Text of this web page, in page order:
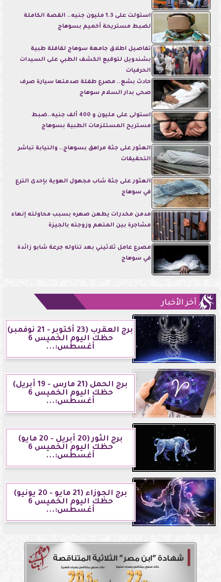
استولت على 1.3 مليون جنيه.. القصة الكاملة
لضبط مستريحة أخميم بسوهاج
تفاصيل اطلاق جامعة سوهاج لقافلة طبية
بشندويل لتوقيع الكشف الطبي على السيدات
الحرفيات
حادث بشع.. مصرع طفلة صدمتها سيارة صرف
صحى بدار السلام سوهاج
استولى على مليون و 400 ألف جنيه..ضبط
مستريح المستلزمات الطبية بسوهاج
العثور على جثة مراهق بسوهاج.. والنيابة تباشر
التحقيقات
العثور على جثة شاب مجهول الهوية بإحدى الترع
في سوهاج
مدمن مخدرات يطعن صهره بسبب محاولته إنهاء
مشاجرة بين المتهم وزوجته بالجيزة
مصرع عامل ثلاثيني بعد تناوله جرعة شابو زائدة
في سوهاج
آخر الأخبار
برج العقرب (23 أكتوبر - 21 نوفمبر)
حظك اليوم الخميس 6
أغسطس:...
برج الحمل (21 مارس - 19 أبريل)
حظك اليوم الخميس 6
أغسطس:...
برج الثور (20 أبريل - 20 مايو)
حظك اليوم الخميس 6
أغسطس:...
برج الجوزاء (21 مايو - 20 يونيو)
حظك اليوم الخميس 6
أغسطس:...